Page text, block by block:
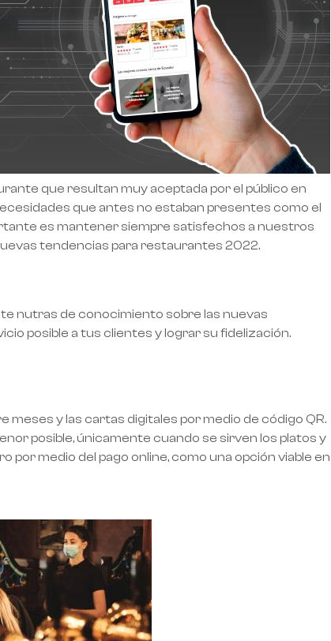
que resultan muy aceptada por el público en
que antes no estaban presentes como el
es mantener siempre satisfechos a nuestros
tendencias para restaurantes 2022.
nutras de conocimiento sobre las nuevas
posible a tus clientes y lograr su fidelización.
y las cartas digitales por medio de código QR.
posible, únicamente cuando se sirven los platos y
medio del pago online, como una opción viable en